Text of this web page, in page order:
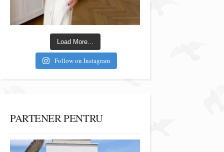
Load More...
Follow on Instagram
PARTENER PENTRU